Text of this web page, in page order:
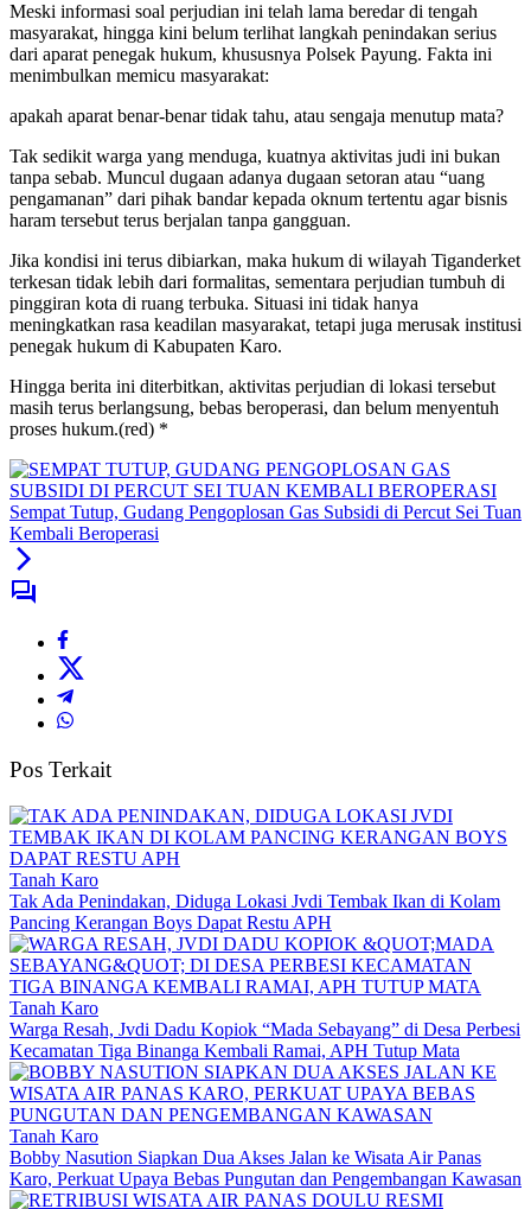
Meski informasi soal perjudian ini telah lama beredar di tengah
masyarakat, hingga kini belum terlihat langkah penindakan serius
dari aparat penegak hukum, khususnya Polsek Payung. Fakta ini
menimbulkan memicu masyarakat:
apakah aparat benar-benar tidak tahu, atau sengaja menutup mata?
Tak sedikit warga yang menduga, kuatnya aktivitas judi ini bukan
tanpa sebab. Muncul dugaan adanya dugaan setoran atau “uang
pengamanan” dari pihak bandar kepada oknum tertentu agar bisnis
haram tersebut terus berjalan tanpa gangguan.
Jika kondisi ini terus dibiarkan, maka hukum di wilayah Tiganderket
terkesan tidak lebih dari formalitas, sementara perjudian tumbuh di
pinggiran kota di ruang terbuka. Situasi ini tidak hanya
meningkatkan rasa keadilan masyarakat, tetapi juga merusak institusi
penegak hukum di Kabupaten Karo.
Hingga berita ini diterbitkan, aktivitas perjudian di lokasi tersebut
masih terus berlangsung, bebas beroperasi, dan belum menyentuh
proses hukum.(red) *
Sempat Tutup, Gudang Pengoplosan Gas Subsidi di Percut Sei Tuan
Kembali Beroperasi
Pos Terkait
Tanah Karo
Tak Ada Penindakan, Diduga Lokasi Jvdi Tembak Ikan di Kolam
Pancing Kerangan Boys Dapat Restu APH
Tanah Karo
Warga Resah, Jvdi Dadu Kopiok “Mada Sebayang” di Desa Perbesi
Kecamatan Tiga Binanga Kembali Ramai, APH Tutup Mata
Tanah Karo
Bobby Nasution Siapkan Dua Akses Jalan ke Wisata Air Panas
Karo, Perkuat Upaya Bebas Pungutan dan Pengembangan Kawasan